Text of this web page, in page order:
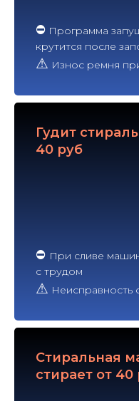
⛔ Программа
крутится после
⚠ Износ ремня
Гудит
40 руб
⛔ При сливе
с трудом
⚠ Неисправность
Стиральная
стирает от 40